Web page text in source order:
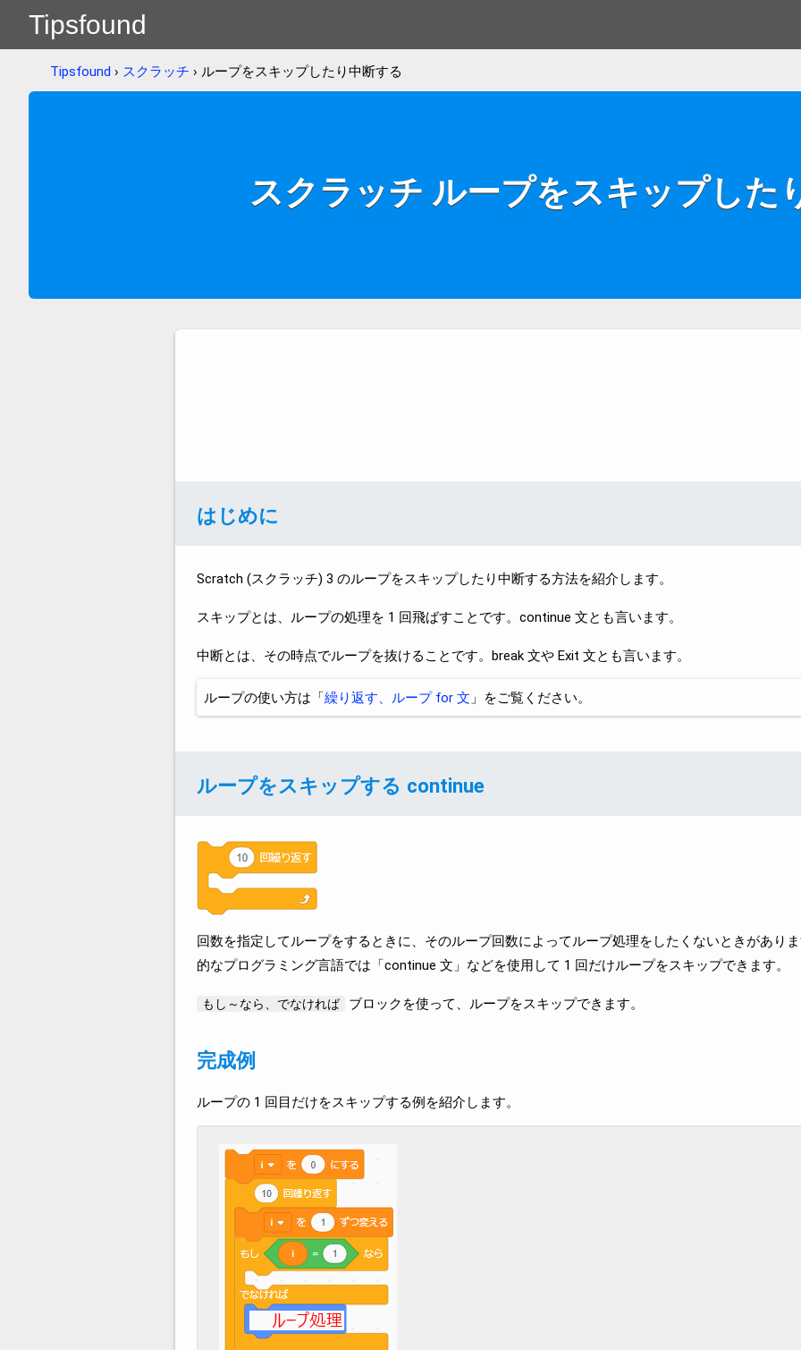
Tipsfound
Tipsfound › スクラッチ › ループをスキップしたり中断する
スクラッチ ループをスキップした
はじめに
Scratch (スクラッチ) 3 のループをスキップしたり中断する方法を紹介します。
スキップとは、ループの処理を 1 回飛ばすことです。continue 文とも言います。
中断とは、その時点でループを抜けることです。break 文や Exit 文とも言います。
ループの使い方は「繰り返す、ループ for 文 」をご覧ください。
ループをスキップする continue
回数を指定してループをするときに、そのループ回数によってループ処理をしたくないときがあり
的なプログラミング言語では「continue 文」などを使用して 1 回だけループをスキップできます。
もし～なら、でなければ ブロックを使って、ループをスキップできます。
完成例
ループの 1 回目だけをスキップする例を紹介します。